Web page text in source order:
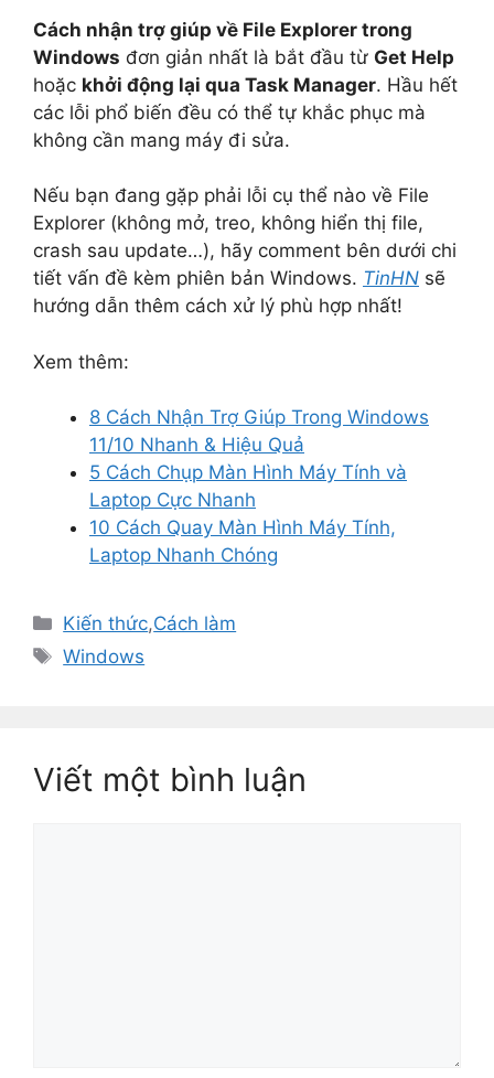
Cách nhận trợ giúp về File Explorer trong
Windows đơn giản nhất là bắt đầu từ Get Help
hoặc khởi động lại qua Task Manager. Hầu hết
các lỗi phổ biến đều có thể tự khắc phục mà
không cần mang máy đi sửa.
Nếu bạn đang gặp phải lỗi cụ thể nào về File
Explorer (không mở, treo, không hiển thị file,
crash sau update…), hãy comment bên dưới chi
tiết vấn đề kèm phiên bản Windows. TinHN sẽ
hướng dẫn thêm cách xử lý phù hợp nhất!
Xem thêm:
8 Cách Nhận Trợ Giúp Trong Windows
11/10 Nhanh & Hiệu Quả
5 Cách Chụp Màn Hình Máy Tính và
Laptop Cực Nhanh
10 Cách Quay Màn Hình Máy Tính,
Laptop Nhanh Chóng
Danh
mục
Kiến thức,Cách làm
Thẻ
Windows
Viết một bình luận